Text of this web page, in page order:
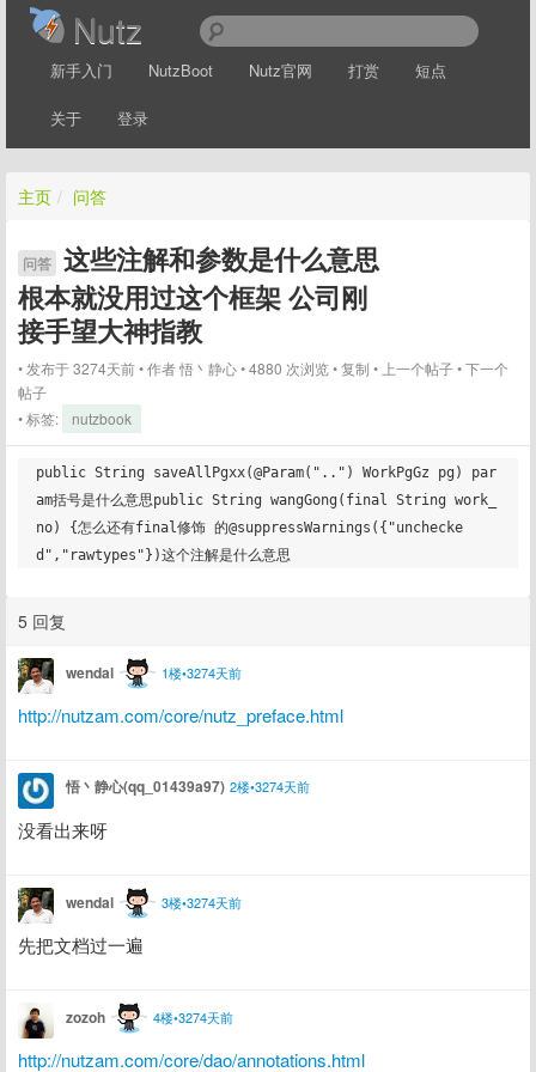
Nutz
新手入门 NutzBoot Nutz官网 打赏 短点
关于 登录
主页 / 问答
问答 这些注解和参数是什么意思
根本就没用过这个框架 公司刚
接手望大神指教
发布于 3274天前 作者悟丶静心 4880 次浏览 复制 上一个帖子 下一个
帖子
标签:
nutzbook
public String saveAllPgxx(@Param("..") WorkPgGz pg) par
am括号是什么意思public String wangGong(final String work_
no) {怎么还有final修饰 的@suppressWarnings({"unchecke
5 回复
wendal 1楼•3274天前
http://nutzam.com/core/nutz_preface.html
悟丶静心(qq_01439a97) 2楼•3274天前
没看出来呀
wendal 3楼•3274天前
先把文档过一遍
zozoh 4楼•3274天前
http://nutzam.com/core/dao/annotations.html